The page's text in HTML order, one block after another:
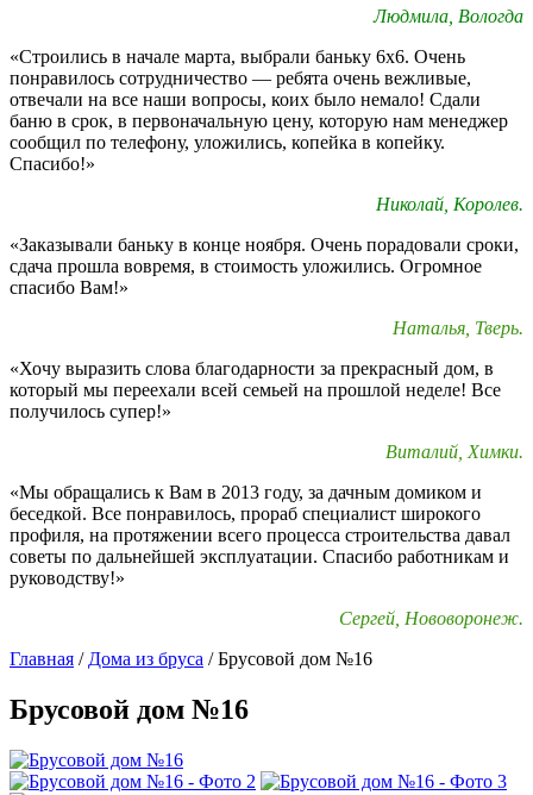
Людмила, Вологда
«Строились в начале марта, выбрали баньку 6х6. Очень
понравилось сотрудничество — ребята очень вежливые,
отвечали на все наши вопросы, коих было немало! Сдали
баню в срок, в первоначальную цену, которую нам менеджер
сообщил по телефону, уложились, копейка в копейку.
Спасибо!»
Николай, Королев.
«Заказывали баньку в конце ноября. Очень порадовали сроки,
сдача прошла вовремя, в стоимость уложились. Огромное
спасибо Вам!»
Наталья, Тверь.
«Хочу выразить слова благодарности за прекрасный дом, в
который мы переехали всей семьей на прошлой неделе! Все
получилось супер!»
Виталий, Химки.
«Мы обращались к Вам в 2013 году, за дачным домиком и
беседкой. Все понравилось, прораб специалист широкого
профиля, на протяжении всего процесса строительства давал
советы по дальнейшей эксплуатации. Спасибо работникам и
руководству!»
Сергей, Нововоронеж.
Главная / Дома из бруса /Брусовой дом №16
Брусовой дом №16